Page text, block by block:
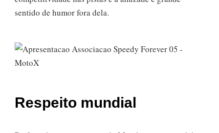
sentido de humor fora dela.
Respeito mundial